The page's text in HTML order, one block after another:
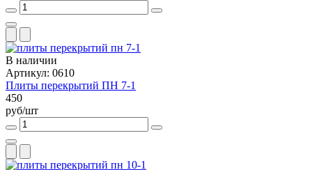
В наличии
Артикул: 0610
Плиты перекрытий ПН 7-1
450
руб/шт